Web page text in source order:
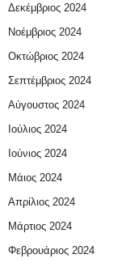
Δεκέμβριος 2024
Νοέμβριος 2024
Οκτώβριος 2024
Σεπτέμβριος 2024
Αύγουστος 2024
Ιούλιος 2024
Ιούνιος 2024
Μάιος 2024
Απρίλιος 2024
Μάρτιος 2024
Φεβρουάριος 2024